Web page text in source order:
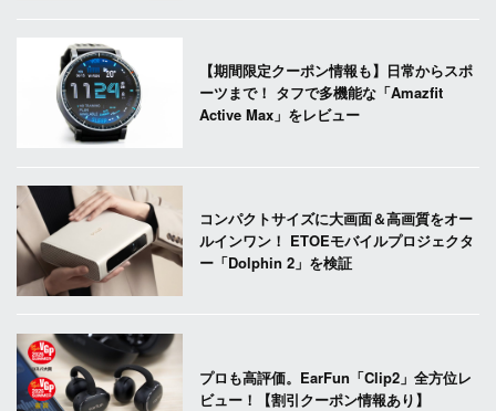
【期間限定クーポン情報も】日常からスポ
ーツまで！ タフで多機能な「Amazfit
Active Max」をレビュー
コンパクトサイズに大画面＆高画質をオー
ルインワン！ ETOEモバイルプロジェクタ
ー「Dolphin 2」を検証
プロも高評価。EarFun「Clip2」全方位レ
ビュー！【割引クーポン情報あり】